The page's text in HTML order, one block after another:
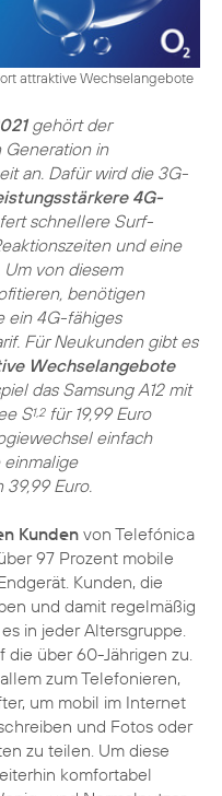
attraktive Wechselangebote
gehört der
in
an. Dafür wird die 3G-
4G-
schnellere Surf-
und eine
von diesem
benötigen
ein 4G-fähiges
Für Neukunden gibt es
Wechselangebote
das Samsung A12 mit
S1,2für 19,99 Euro
einfach
Euro.
Kundenvon Telefónica
97 Prozent mobile
Kunden, die
und damit regelmäßig
in jeder Altersgruppe.
über 60-Jährigen zu.
zum Telefonieren,
um mobil im Internet
und Fotos oder
zu teilen. Um diese
komfortabel